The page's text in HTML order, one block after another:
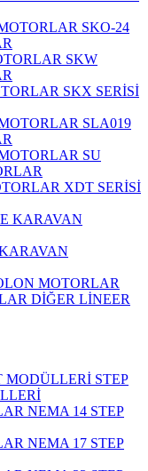
SKO-24
SKW
SKX SERİSİ
SLA019
SU
XDT SERİSİ
MOTORLAR
DİĞER LİNEER
STEP
NEMA 14 STEP
NEMA 17 STEP